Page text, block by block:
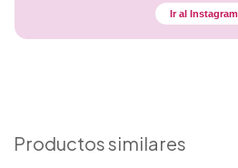
Ir al Instagram
Productos similares